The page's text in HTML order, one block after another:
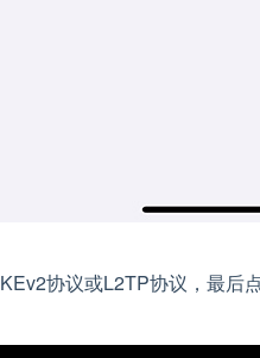
协议或L2TP协议，最后